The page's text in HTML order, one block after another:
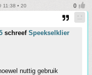
11:38 • 20
schreef Speekselklier
nuttig gebruik